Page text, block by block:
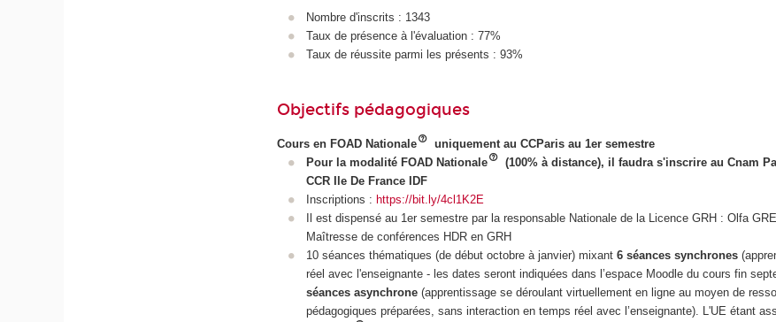
Nombre d'inscrits : 1343
Taux de présence à l'évaluation : 77%
Taux de réussite parmi les présents : 93%
Objectifs pédagogiques
Cours en FOAD Nationale
uniquement au CCParis au 1er semestre
Pour la modalité FOAD Nationale
(100% à distance), il faudra s'inscrire au Cnam
CCR Ile De France IDF
Inscriptions : https://bit.ly/4cl1K2E
Il est dispensé au 1er semestre par la responsable Nationale de la Licence GRH : Olfa
Maîtresse de conférences HDR en GRH
10 séances thématiques (de début octobre à janvier) mixant 6 séances synchrones
réel avec l'enseignante - les dates seront indiquées dans l’espace Moodle du cours fin
séances asynchrone(apprentissage se déroulant virtuellement en ligne au moyen de
pédagogiques préparées, sans interaction en temps réel avec l’enseignante). L'UE étant